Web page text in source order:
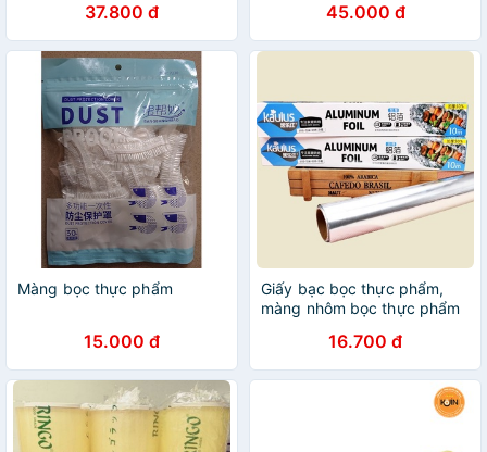
37.800 đ 45.000 đ
Màng bọc thực phẩm
15.000 đ
Giấy bạc bọc thực phẩm,
màng nhôm bọc thực phẩm
16.700 đ